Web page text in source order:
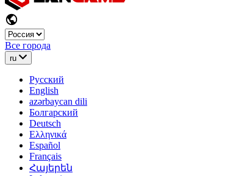
Все города
ru
Русский
English
azərbaycan dili
Болгарский
Deutsch
Ελληνικά
Español
Français
Հայերեն